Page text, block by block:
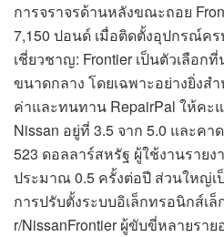
การจราจรด้านหลังขณะถอย
7,150 ปอนด์ เมื่อติดตั้งอุปกรณ์ค
เชี่ยวชาญ: Frontier เป็นตัวเลือก
ขนาดกลาง โดยเฉพาะอย่างยิ่ง
ค่าและทนทาน RepairPal ให้คะ
Nissan อยู่ที่ 3.5 จาก 5.0 และค
523 ดอลลาร์สหรัฐ ผู้ใช้งานรายง
ประมาณ 0.5 ครั้งต่อปี ส่วนใหญ่เ
การปรับตั้งระบบอิเล็กทรอนิกส์เล็
r/NissanFrontier ผู้ขับขี่หลายรา